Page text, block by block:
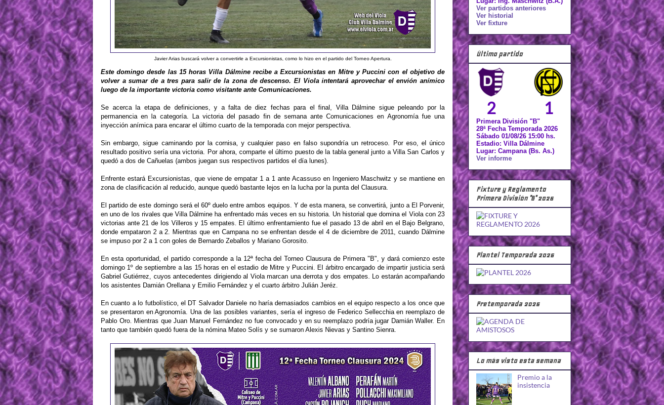
Javier Arias buscará volver a convertirle a Excursionistas, como lo hizo en el partido del Torneo Apertura.
Este domingo desde las 15 horas Villa Dálmine recibe a Excursionistas en Mitre y Puccini con el objetivo de
volver a sumar de a tres para salir de la zona de descenso. El Viola intentará aprovechar el envión anímico
luego de la importante victoria como visitante ante Comunicaciones.
Se acerca la etapa de definiciones, y a falta de diez fechas para el final, Villa Dálmine sigue peleando por la
permanencia en la categoría. La victoria del pasado fin de semana ante Comunicaciones en Agronomía fue una
inyección anímica para encarar el último cuarto de la temporada con mejor perspectiva.
Sin embargo, sigue caminando por la cornisa, y cualquier paso en falso supondría un retroceso. Por eso, el único
resultado positivo sería una victoria. Por ahora, comparte el último puesto de la tabla general junto a Villa San Carlos y
quedó a dos de Cañuelas (ambos juegan sus respectivos partidos el día lunes).
Enfrente estará Excursionistas, que viene de empatar 1 a 1 ante Acassuso en Ingeniero Maschwitz y se mantiene en
zona de clasificación al reducido, aunque quedó bastante lejos en la lucha por la punta del Clausura.
El partido de este domingo será el 60º duelo entre ambos equipos. Y de esta manera, se convertirá, junto a El Porvenir,
en uno de los rivales que Villa Dálmine ha enfrentado más veces en su historia. Un historial que domina el Viola con 23
victorias ante 21 de los Villeros y 15 empates. El último enfrentamiento fue el pasado 13 de abril en el Bajo Belgrano,
donde empataron 2 a 2. Mientras que en Campana no se enfrentan desde el 4 de diciembre de 2011, cuando Dálmine
se impuso por 2 a 1 con goles de Bernardo Zeballos y Mariano Gorosito.
En esta oportunidad, el partido corresponde a la 12ª fecha del Torneo Clausura de Primera "B", y dará comienzo este
domingo 1º de septiembre a las 15 horas en el estadio de Mitre y Puccini. El árbitro encargado de impartir justicia será
Gabriel Gutiérrez, cuyos antecedentes dirigiendo al Viola marcan una derrota y dos empates. Lo estarán acompañando
los asistentes Damián Orellana y Emilio Fernández y el cuarto árbitro Julián Jeréz.
En cuanto a lo futbolístico, el DT Salvador Daniele no haría demasiados cambios en el equipo respecto a los once que
se presentaron en Agronomía. Una de las posibles variantes, sería el ingreso de Federico Sellecchia en reemplazo de
Pablo Oro. Mientras que Juan Manuel Fernández no fue convocado y en su reemplazo podría jugar Damián Waller. En
tanto que también quedó fuera de la nómina Mateo Solís y se sumaron Alexis Nievas y Santino Sienra.
Ver partidos anteriores
Ver historial
Ver fixture
Último partido
2 1
Primera División "B"
28ª Fecha Temporada 2026
Sábado 01/08/26 15:00 hs.
Estadio: Villa Dálmine
Lugar: Campana (Bs. As.)
Ver informe
Fixture y Reglamento
Primera División "B" 2026
Plantel Temporada 2026
Pretemporada 2026
Lo más visto esta semana
Premio a la
insistencia